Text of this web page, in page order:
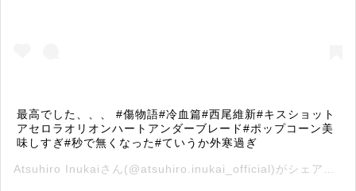
最高でした、、、 #傷物語#冷血篇#西尾維新#キスショット
アセロラオリオンハートアンダーブレード#ポップコーン美
味しすぎ#秒で無くなった#ていうか外寒過ぎ
Atsuhiro Inukai さん(@atsuhiro.inukai_official)がシェアした投稿 –